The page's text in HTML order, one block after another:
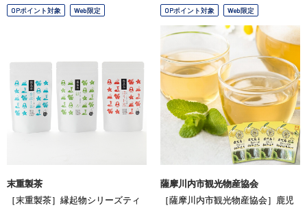
OPポイント対象 Web限定
末重製茶
［末重製茶］縁起物シリーズティ
OPポイント対象 Web限定
薩摩川内市観光物産協会
［薩摩川内市観光物産協会］鹿児